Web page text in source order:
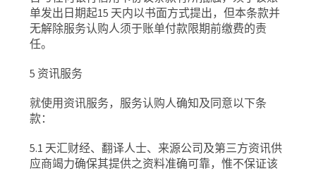
单发出日期起15 天内以书面方式提出，但本条款并
无解除服务认购人须于账单付款限期前缴费的责
任。
5 资讯服务
就使用资讯服务，服务认购人确知及同意以下条
款：
5.1 天汇财经、翻译人士、来源公司及第三方资讯供
应商竭力确保其提供之资料准确可靠，惟不保证该